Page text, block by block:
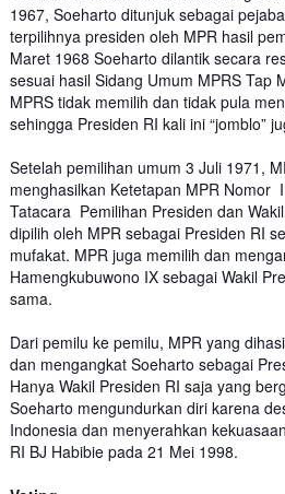
1967, Soeharto ditunjuk sebagai
terpilihnya presiden oleh MPR hasil
Maret 1968 Soeharto dilantik secara
sesuai hasil Sidang Umum MPRS Tap
MPRS tidak memilih dan tidak pula
sehingga Presiden RI kali ini “jomblo”
Setelah pemilihan umum 3 Juli 1971,
menghasilkan Ketetapan MPR Nomor
Tatacara Pemilihan Presiden dan
dipilih oleh MPR sebagai Presiden RI
mufakat. MPR juga memilih dan
Hamengkubuwono IX sebagai Wakil
sama.
Dari pemilu ke pemilu, MPR yang
dan mengangkat Soeharto sebagai
Hanya Wakil Presiden RI saja yang
Soeharto mengundurkan diri karena
Indonesia dan menyerahkan
RI BJ Habibie pada 21 Mei 1998.